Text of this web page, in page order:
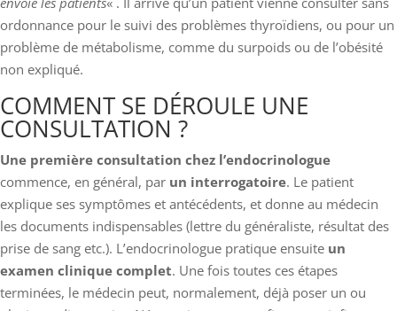
ordonnance pour le suivi des problèmes thyroïdiens, ou pour un
problème de métabolisme, comme du surpoids ou de l’obésité
non expliqué.
COMMENT SE DÉROULE UNE
CONSULTATION ?
Une première consultation chez l’endocrinologue
commence, en général, par un interrogatoire. Le patient
explique ses symptômes et antécédents, et donne au médecin
les documents indispensables (lettre du généraliste, résultat des
prise de sang etc.). L’endocrinologue pratique ensuite un
examen clinique complet. Une fois toutes ces étapes
terminées, le médecin peut, normalement, déjà poser un ou